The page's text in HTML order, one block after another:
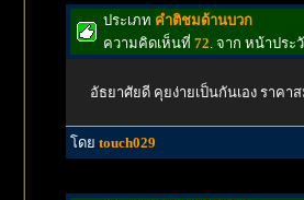
ประเภท คำติชมด้านบวก
ความคิดเห็นที่ 72. จาก หน้าประ
อัธยาศัยดี คุยง่ายเป็นกันเอง ราคา
โดย touch029